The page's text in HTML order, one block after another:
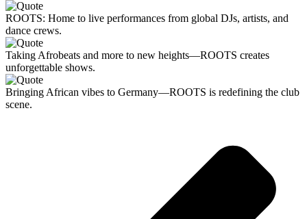
ROOTS: Home to live performances from global DJs, artists, and
dance crews.
Taking Afrobeats and more to new heights—ROOTS creates
unforgettable shows.
Bringing African vibes to Germany—ROOTS is redefining the club
scene.